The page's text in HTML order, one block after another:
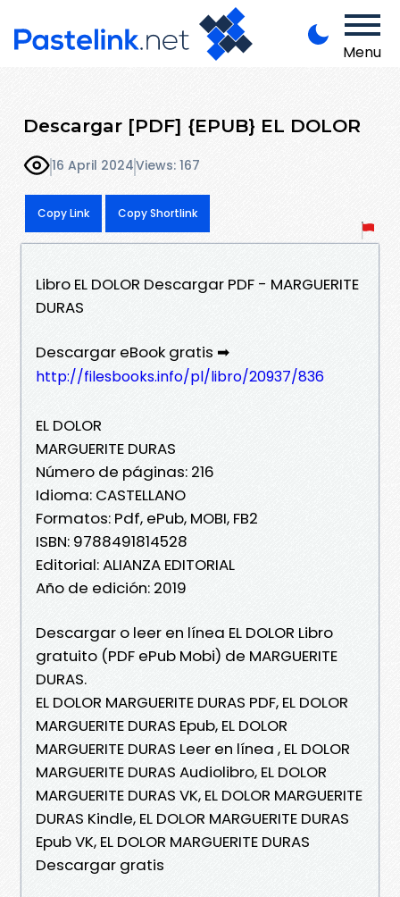
Menu
Descargar [PDF] {EPUB} EL DOLOR
16 April 2024Views: 167
Copy Link Copy Shortlink
Libro EL DOLOR Descargar PDF - MARGUERITE
DURAS
Descargar eBook gratis ➡
http://filesbooks.info/pl/libro/20937/836
EL DOLOR
MARGUERITE DURAS
Número de páginas: 216
Idioma: CASTELLANO
Formatos: Pdf, ePub, MOBI, FB2
ISBN: 9788491814528
Editorial: ALIANZA EDITORIAL
Año de edición: 2019
Descargar o leer en línea EL DOLOR Libro
gratuito (PDF ePub Mobi) de MARGUERITE
DURAS.
EL DOLOR MARGUERITE DURAS PDF, EL DOLOR
MARGUERITE DURAS Epub, EL DOLOR
MARGUERITE DURAS Leer en línea , EL DOLOR
MARGUERITE DURAS Audiolibro, EL DOLOR
MARGUERITE DURAS VK, EL DOLOR MARGUERITE
DURAS Kindle, EL DOLOR MARGUERITE DURAS
Epub VK, EL DOLOR MARGUERITE DURAS
Descargar gratis